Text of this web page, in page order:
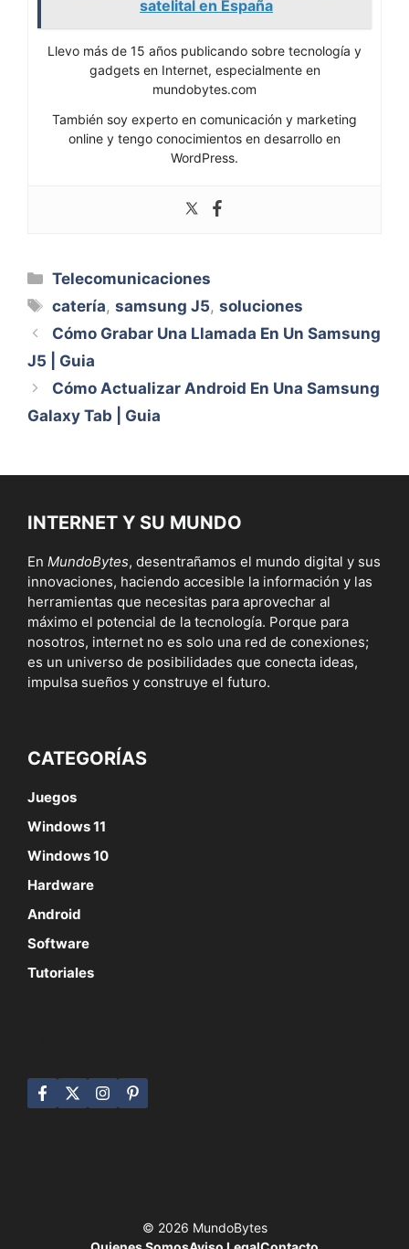
satelital en España
Llevo más de 15 años publicando sobre tecnología y
gadgets en Internet, especialmente en
mundobytes.com
También soy experto en comunicación y marketing
online y tengo conocimientos en desarrollo en
WordPress.
Categorías
Telecomunicaciones
Etiquetas
catería,samsung J5,soluciones
Cómo Grabar Una Llamada En Un Samsung
J5 | Guia
Cómo Actualizar Android En Una Samsung
Galaxy Tab | Guia
INTERNET Y SU MUNDO
En MundoBytes, desentrañamos el mundo digital y sus
innovaciones, haciendo accesible la información y las
herramientas que necesitas para aprovechar al
máximo el potencial de la tecnología. Porque para
nosotros, internet no es solo una red de conexiones;
es un universo de posibilidades que conecta ideas,
impulsa sueños y construye el futuro.
CATEGORÍAS
Juegos
Windows 11
Windows 10
Hardware
Android
Software
Tutoriales
© 2026 MundoBytes